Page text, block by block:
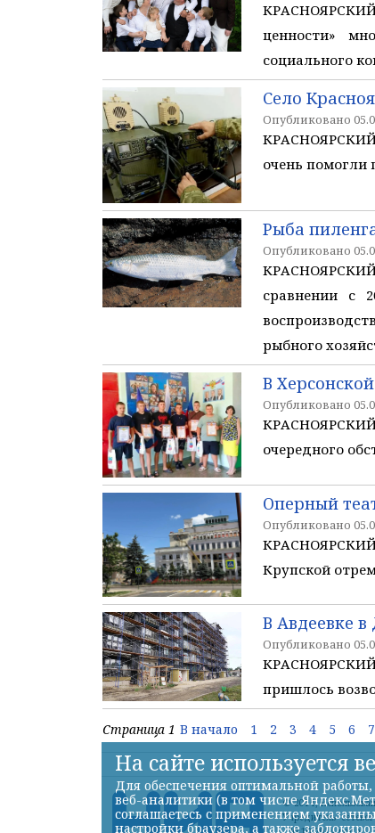
КРАСНОЯРСКИЙ
ценности»
социального
Село
Опубликовано
КРАСНОЯРСКИЙ
очень помогли
Рыба
Опубликовано
КРАСНОЯРСКИЙ
сравнении с
рыбного
В
Опубликовано
очередного
Оперный
Опубликовано
Крупской
В Авдеевке
Опубликовано
пришлось
Страница 1 В начало 1 2 3 4 5 6 7
© 2014,
Учредитель
На сайте используется
Для обеспечения оптимальной работы,
веб-аналитики (в том числе
соглашаетесь с применением
настройки браузера, а также